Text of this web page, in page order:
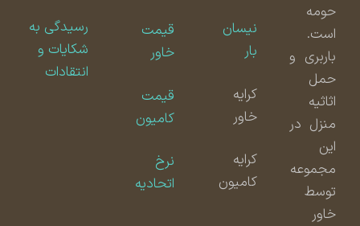
حومه
است.
باربری و
حمل
اثاثیه
منزل در
مجموعه
توسط
نیسان
کامیون
قیمت
قیمت
کامیون
اتحادیه
رسیدگی به
شکایات و
انتقادات